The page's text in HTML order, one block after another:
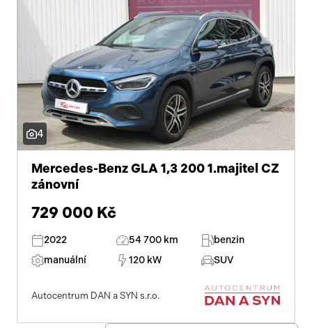
4
Mercedes-Benz GLA 1,3 200 1.majitel CZ
zánovní
729 000 Kč
2022 54 700 km
benzin
manuální
120 kW SUV
Autocentrum DAN a SYN s.r.o.